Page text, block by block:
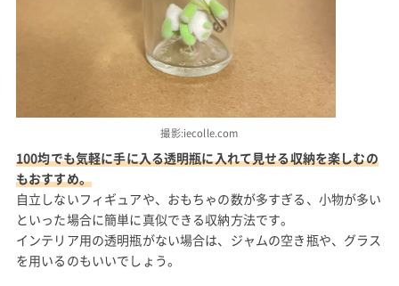
撮影:iecolle.com
100均でも気軽に手に入る透明瓶に入れて見せる収納を楽しむの
もおすすめ。
自立しないフィギュアや、おもちゃの数が多すぎる、小物が多い
といった場合に簡単に真似できる収納方法です。
インテリア用の透明瓶がない場合は、ジャムの空き瓶や、グラス
を用いるのもいいでしょう。